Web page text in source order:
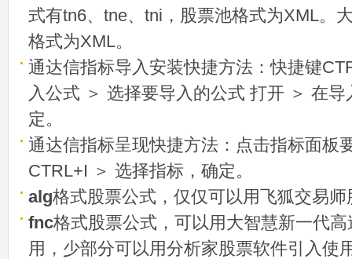
式有tn6、tne、tni，股票池格式为XML。
格式为XML。
通达信指标导入安装快捷方法：快捷键
入公式 ＞ 选择要导入的公式 打开 ＞ 在
定。
通达信指标呈现快捷方法：点击指标面板
CTRL+I ＞ 选择指标，确定。
alg格式股票公式，仅仅可以用飞狐交易
fnc格式股票公式，可以用大智慧新一代
用，少部分可以用分析家股票软件引入使